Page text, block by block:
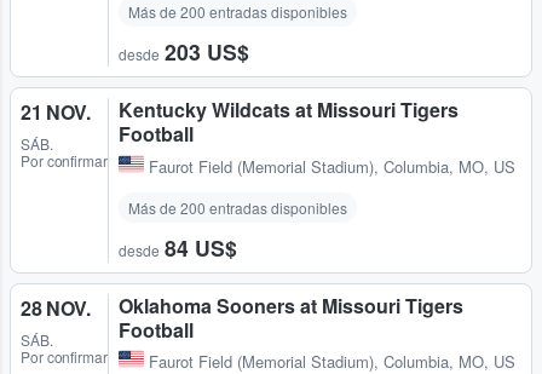
Más de 200 entradas disponibles
desde 203 US$
21 NOV.
SÁB.
Por confirmar
Kentucky Wildcats at Missouri Tigers
Football
Faurot Field (Memorial Stadium), Columbia, MO, US
Más de 200 entradas disponibles
desde 84 US$
28 NOV.
SÁB.
Por confirmar
Oklahoma Sooners at Missouri Tigers
Football
Faurot Field (Memorial Stadium), Columbia, MO, US